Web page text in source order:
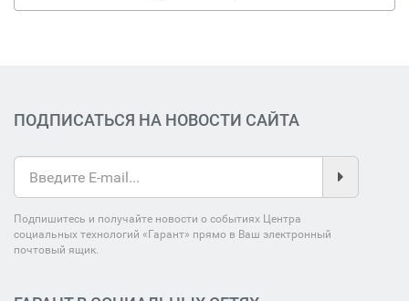
ПОДПИСАТЬСЯ НА НОВОСТИ САЙТА
Подпишитесь и получайте новости о событиях Центра
социальных технологий «Гарант» прямо в Ваш электронный
почтовый ящик.